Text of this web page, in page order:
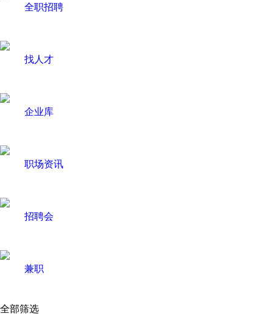
全职招聘
找人才
企业库
职场资讯
招聘会
兼职
全部筛选